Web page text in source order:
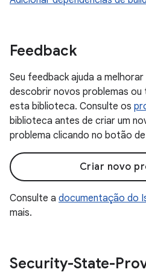
Feedback
Seu feedback ajuda a
descobrir novos problemas
esta biblioteca. Consulte os
biblioteca antes de criar um
problema clicando no botão
Criar novo
Consulte a documentação do
mais.
Security-State-